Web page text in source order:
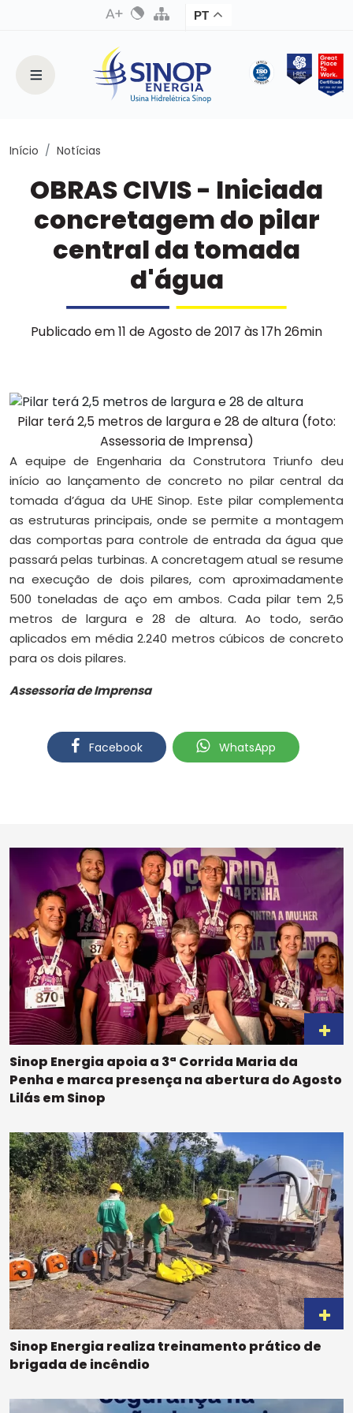
PT
Início Notícias
OBRAS CIVIS - Iniciada
concretagem do pilar
central da tomada
d'água
Publicado em 11 de Agosto de 2017 às 17h 26min
Pilar terá 2,5 metros de largura e 28 de altura (foto:
Assessoria de Imprensa)
A equipe de Engenharia da Construtora Triunfo deu
início ao lançamento de concreto no pilar central da
tomada d’água da UHE Sinop. Este pilar complementa
as estruturas principais, onde se permite a montagem
das comportas para controle de entrada da água que
passará pelas turbinas. A concretagem atual se resume
na execução de dois pilares, com aproximadamente
500 toneladas de aço em ambos. Cada pilar tem 2,5
metros de largura e 28 de altura. Ao todo, serão
aplicados em média 2.240 metros cúbicos de concreto
para os dois pilares.
Assessoria de Imprensa
Facebook WhatsApp
Sinop Energia apoia a 3ª Corrida Maria da
Penha e marca presença na abertura do Agosto
Lilás em Sinop
Sinop Energia realiza treinamento prático de
brigada de incêndio